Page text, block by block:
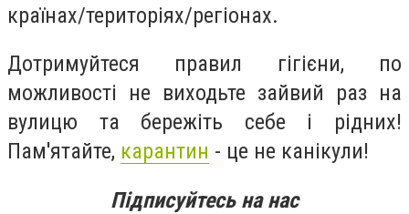
країнах/територіях/регіонах.
Дотримуйтеся правил гігієни, по
можливості не виходьте зайвий раз на
вулицю та бережіть себе і рідних!
Пам'ятайте, карантин - це не канікули!
Підписуйтесь на нас